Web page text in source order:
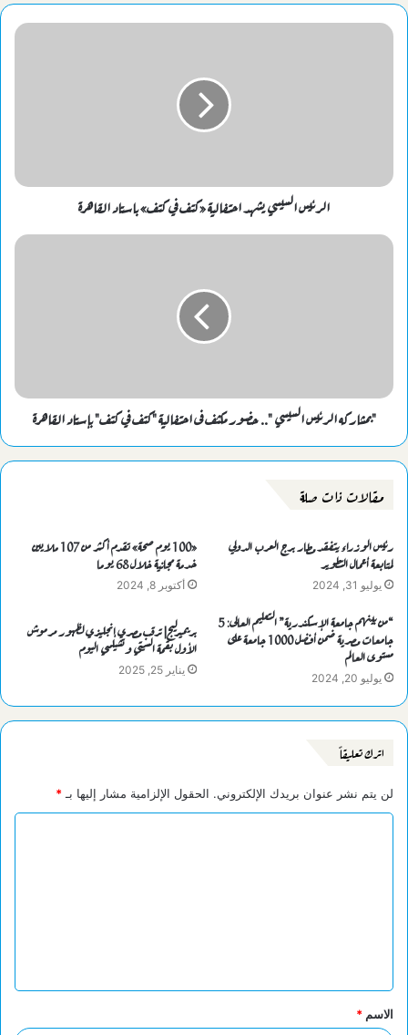
الرئيس السيسي يشهد احتفالية «كتف في كتف» باستاد القاهرة
"بمشاركه الرئيس السيسي ".. حضور مكثف فى احتفالية "كتف في كتف" بـإستاد القاهرة
مقالات ذات صلة
رئيس الوزراء يتفقد مطار برج العرب الدولي
لمتابعة أعمال التطوير
يوليو 31, 2024
«100 يوم صحة» تقدم أكثر من 107 ملايين
خدمة مجانية خلال 68 يوما
أكتوبر 8, 2024
“من بينهم جامعة الإسكندرية” التعليم العالى: 5
جامعات مصرية ضمن أفضل 1000 جامعة على
مستوى العالم
يوليو 20, 2024
بريميرليج| ترقب مصري إنجليزي لظهور مرموش
الأول بقمة السيتي وتشيلسي اليوم
يناير 25, 2025
اترك تعليقاً
لن يتم نشر عنوان بريدك الإلكتروني. الحقول الإلزامية مشار إليها بـ *
ق
*
الاسم *